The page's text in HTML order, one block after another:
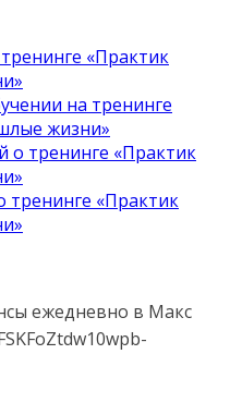
«Практик
на тренинге
жизни»
тренинге «Практик
«Практик
ежедневно в Макс